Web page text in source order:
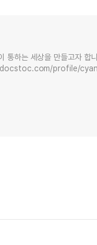
통하는 세상을 만들고자 합
profile/